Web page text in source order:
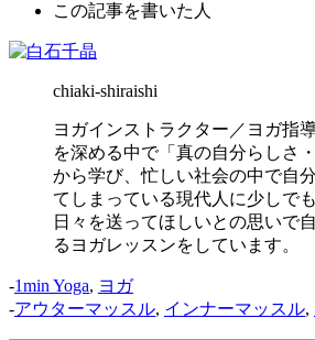
この記事を書いた人
chiaki-shiraishi
ヨガインストラクター／ヨガ指
を深める中で「真の自分らしさ
から学び、忙しい社会の中で自
てしまっている現代人に少しで
日々を送ってほしいとの思いで
るヨガレッスンをしています。
-1min Yoga, ヨガ
-アウターマッスル, インナーマッスル,